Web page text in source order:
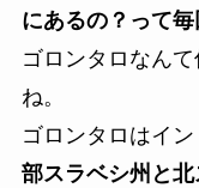
にあるの？って
ゴロンタロなん
ね。
ゴロンタロはイ
部スラベシ州と